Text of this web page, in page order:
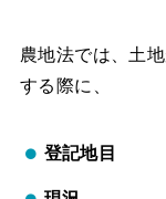
農地法では、土
する際に、
登記地目